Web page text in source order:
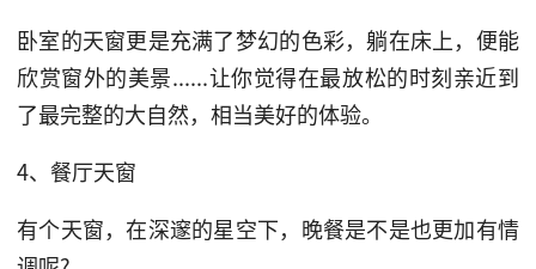
卧室的天窗更是充满了梦幻的色彩，躺在床上，便能
欣赏窗外的美景......让你觉得在最放松的时刻亲近到
了最完整的大自然，相当美好的体验。
4、餐厅天窗
有个天窗，在深邃的星空下，晚餐是不是也更加有情